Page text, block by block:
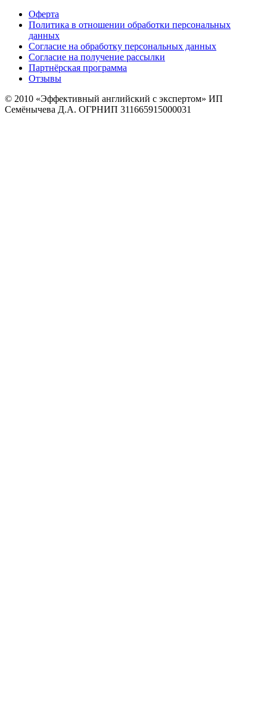
Оферта
Политика в отношении обработки персональных
данных
Согласие на обработку персональных данных
Согласие на получение рассылки
Партнёрская программа
Отзывы
© 2010 «Эффективный английский с экспертом» ИП
Семёнычева Д.А. ОГРНИП 311665915000031